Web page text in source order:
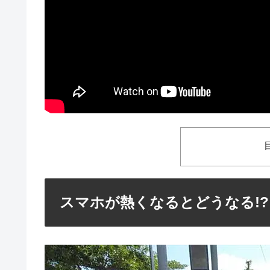
スマホが熱くなるとどうなる!?